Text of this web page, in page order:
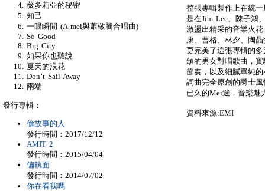
整張專輯製作上在統
是在Jim Lee、陳子鴻
激盪出精采的音樂火
康、曹格、林夕、陶
更完美了這張專輯的
頌的男女對唱歌曲，
節奏，以及細膩單純
詞曲完全原創的爵士
已久的Mei迷，音樂魅
資料來源:EMI
薇多莉亞的秘密
知己
一眼瞬間 (A-mei與蕭敬騰合唱曲)
So Good
Big City
如果你也聽說
夏天的浪花
Don’t Sail Away
兩端
發行專輯：
偷故事的人
發行時間：2017/12/12
AMIT 2
發行時間：2015/04/04
偏執面
發行時間：2014/07/02
你在看我嗎